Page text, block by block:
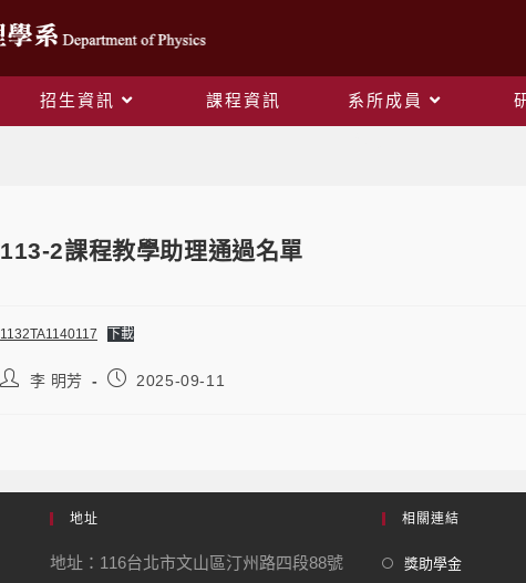
招生資訊 課程資訊 系所成員
113-2課程教學助理通過名單
1132TA1140117 下載
李 明芳 2025-09-11
地址
地址：116台北市文山區汀州路四段88號
相關連結
獎助學金